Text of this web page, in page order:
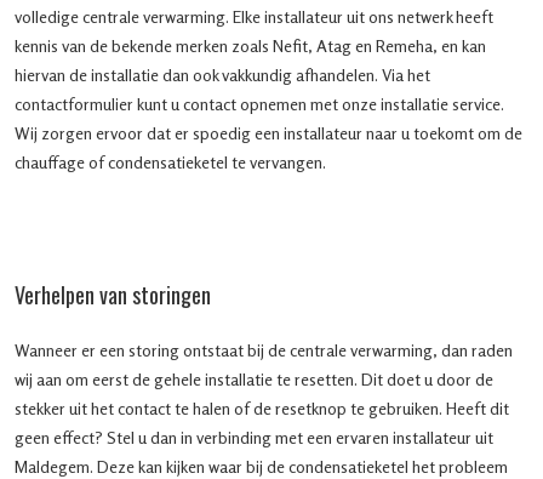
volledige centrale verwarming. Elke installateur uit ons netwerk heeft
kennis van de bekende merken zoals Nefit, Atag en Remeha, en kan
hiervan de installatie dan ook vakkundig afhandelen. Via het
contactformulier kunt u contact opnemen met onze installatie service.
Wij zorgen ervoor dat er spoedig een installateur naar u toekomt om de
chauffage of condensatieketel te vervangen.
Verhelpen van storingen
Wanneer er een storing ontstaat bij de centrale verwarming, dan raden
wij aan om eerst de gehele installatie te resetten. Dit doet u door de
stekker uit het contact te halen of de resetknop te gebruiken. Heeft dit
geen effect? Stel u dan in verbinding met een ervaren installateur uit
Maldegem. Deze kan kijken waar bij de condensatieketel het probleem